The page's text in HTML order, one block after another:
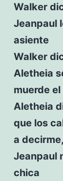
Walker
Jeanpaul
asiente
Walker
Aletheia
muerde
Aletheia
que los
a
Jeanpaul
chica